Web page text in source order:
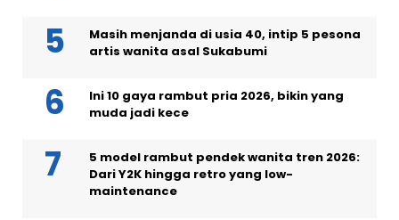
Masih menjanda di usia 40, intip 5 pesona
artis wanita asal Sukabumi
Ini 10 gaya rambut pria 2026, bikin yang
muda jadi kece
5 model rambut pendek wanita tren 2026:
Dari Y2K hingga retro yang low-
maintenance